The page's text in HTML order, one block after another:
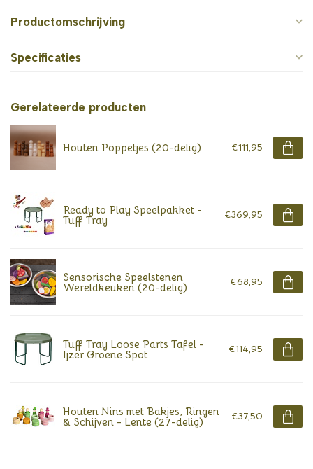
Productomschrijving
Specificaties
Gerelateerde producten
Houten Poppetjes (20-delig) €111,95
Ready to Play Speelpakket -
Tuff Tray €369,95
Sensorische Speelstenen
Wereldkeuken (20-delig) €68,95
Tuff Tray Loose Parts Tafel -
Ijzer Groene Spot €114,95
Houten Nins met Bakjes, Ringen
& Schijven - Lente (27-delig) €37,50